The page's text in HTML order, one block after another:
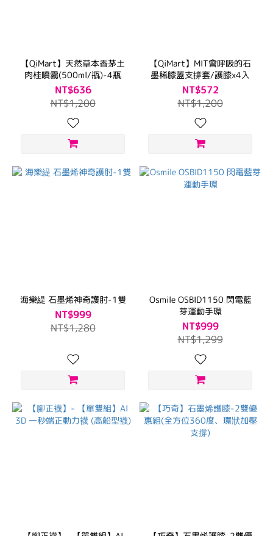
【QiMart】天然草本香茅土
肉桂噴霧(500ml/瓶)-4瓶
NT$636
NT$1,200
【QiMart】MIT會呼吸的石
墨稀膝蓋支撐套/護膝x4入
NT$572
NT$1,200
海樂緹 石墨烯神奇護肘-1雙
NT$999
NT$1,280
Osmile OSBID1150 閃電藍
芽運動手環
NT$999
NT$1,299